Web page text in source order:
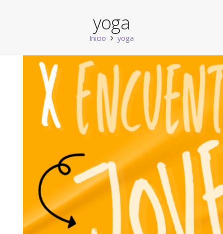
yoga
Inicio yoga